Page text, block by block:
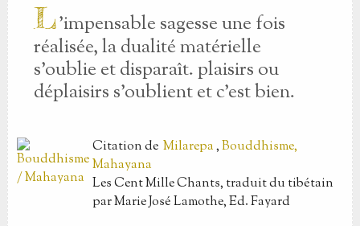
L’impensable sagesse une fois
réalisée, la dualité matérielle
s’oublie et disparaît. plaisirs ou
déplaisirs s’oublient et c’est bien.
Citationde Milarepa,Bouddhisme,
Mahayana
Les Cent Mille Chants, traduit du tibétain
par Marie José Lamothe, Ed. Fayard